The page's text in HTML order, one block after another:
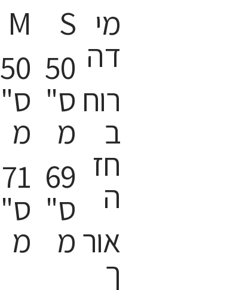
M
50
ס"
מ
71
ס"
מ
S
50
ס"
מ
69
ס"
מ
מי
דה
רוח
ב
חז
ה
אור
ך